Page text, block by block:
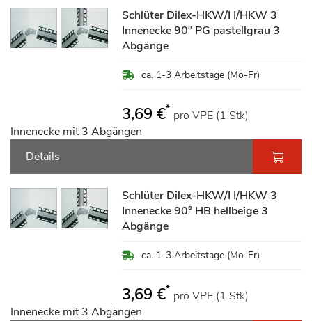
Schlüter Dilex-HKW/I I/HKW 3
Innenecke 90° PG pastellgrau 3
Abgänge
ca. 1-3 Arbeitstage (Mo-Fr)
3,69 €* pro VPE (1 Stk)
Innenecke mit 3 Abgängen
Details
Schlüter Dilex-HKW/I I/HKW 3
Innenecke 90° HB hellbeige 3
Abgänge
ca. 1-3 Arbeitstage (Mo-Fr)
3,69 €* pro VPE (1 Stk)
Innenecke mit 3 Abgängen